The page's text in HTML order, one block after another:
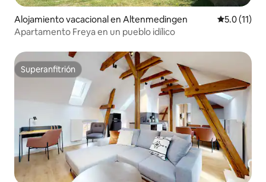
Alojamiento vacacional en Altenmedingen Calificación
5.0 (11)
Apartamento Freya en un pueblo idílico
Superanfitrión
Superanfitrión